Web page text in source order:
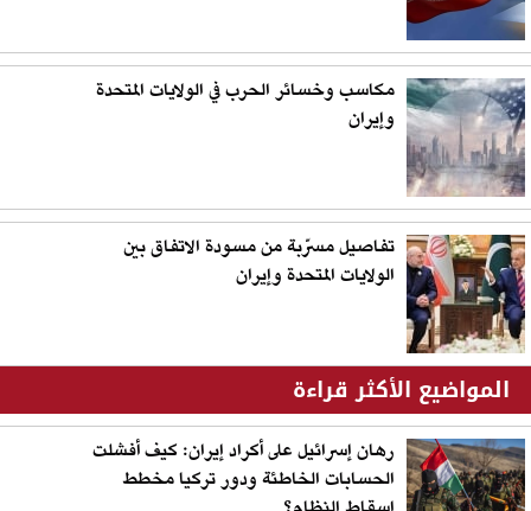
مكاسب وخسائر الحرب في الولايات المتحدة
وإيران
تفاصيل مسرّبة من مسودة الاتفاق بين
الولايات المتحدة وإيران
المواضيع الأكثر قراءة
رهان إسرائيل على أكراد إيران: كيف أفشلت
الحسابات الخاطئة ودور تركيا مخطط